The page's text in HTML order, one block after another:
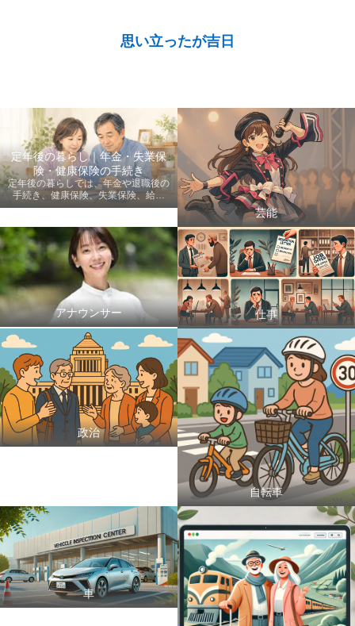
思い立ったが吉日
定年後の暮らし｜年金・失業保
険・健康保険の手続き
定年後の暮らしでは、年金や退職後の
手続き、健康保険、失業保険、給付
金、医療費など、老後に知っておきた
します。
芸能
アナウンサー 仕事
政治
自転車
車